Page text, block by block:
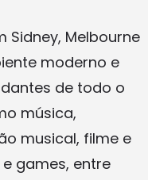
Sidney, Melbourne
moderno e
de todo o
música,
musical, filme e
games, entre